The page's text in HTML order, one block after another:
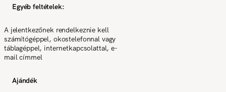
Egyéb feltételek:
A jelentkezőnek rendelkeznie kell
számítógéppel, okostelefonnal vagy
táblagéppel, internetkapcsolattal, e-
mail címmel
Ajándék